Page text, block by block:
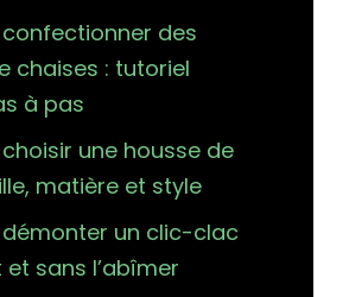
des
chaises : tutoriel
à pas
une housse de
matière et style
un clic-clac
sans l’abîmer